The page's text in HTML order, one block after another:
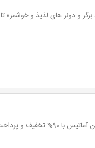
و خوشمزه تا 45% تخفیف و پرداخت از 8,800 تومان